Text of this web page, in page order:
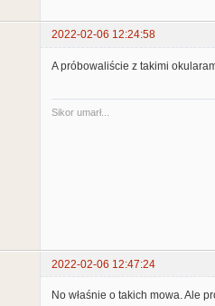
2022-02-06 12:24:58
A próbowaliście z takimi
Sikor umarł...
2022-02-06 12:47:24
No właśnie o takich mowa. Ale